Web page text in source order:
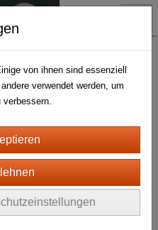
ins Weltall
von ihnen sind essenziell
verwendet werden, um
verbessern.